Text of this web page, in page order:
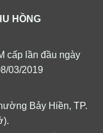
HỒNG
cấp lần đầu ngày
03/2019
Bảy Hiền, TP.